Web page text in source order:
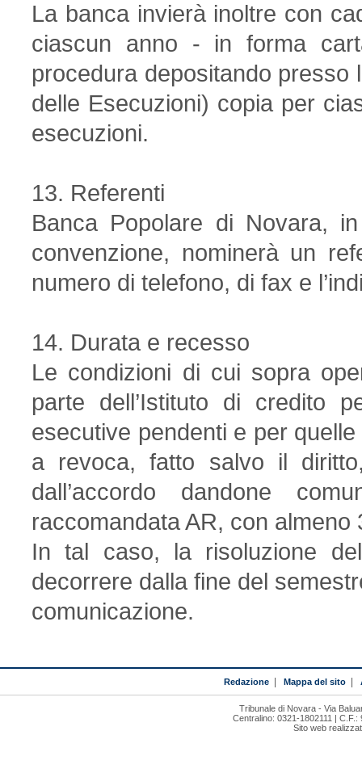
La banca invierà inoltre con
ciascun anno - in forma
procedura depositando presso
delle Esecuzioni) copia per
esecuzioni.
13. Referenti
Banca Popolare di Novara,
convenzione, nominerà un
numero di telefono, di fax e
14. Durata e recesso
Le condizioni di cui sopra
parte dell’Istituto di credito
esecutive pendenti e per
a revoca, fatto salvo il
dall’accordo dandone
raccomandata AR, con almeno
In tal caso, la risoluzione
decorrere dalla fine del
comunicazione.
Redazione| Mappa del sito|
Tribunale di Novara - Via
Centralino: 0321-1802111 |
Sito web